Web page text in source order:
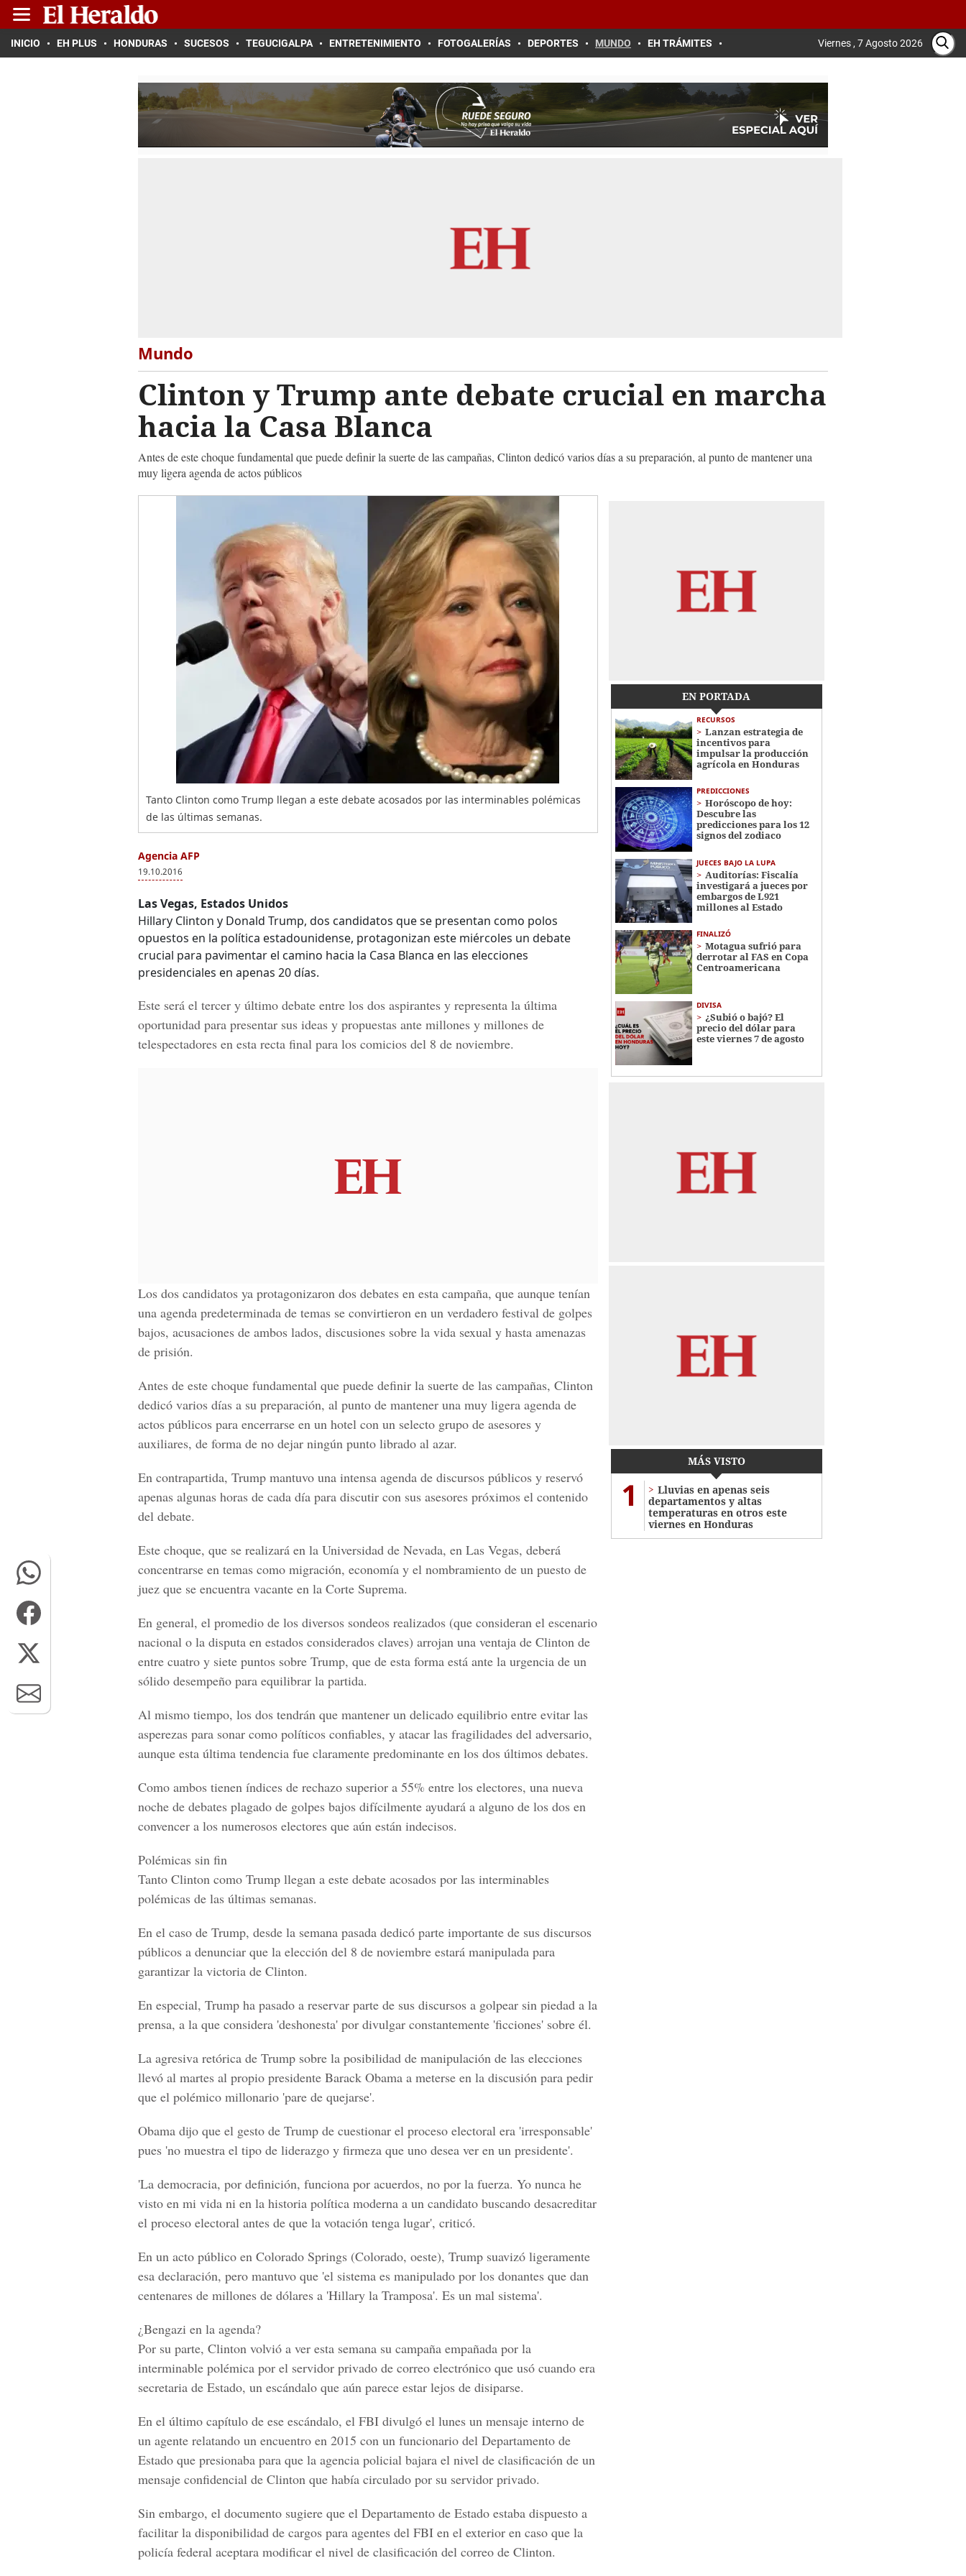
INICIO EH PLUS HONDURAS SUCESOS TEGUCIGALPA ENTRETENIMIENTO FOTOGALERÍAS DEPORTES MUNDO EH TRÁMITES Viernes , 7 Agosto 2026
Mundo
Clinton y Trump ante debate crucial en marcha
hacia la Casa Blanca
Antes de este choque fundamental que puede definir la suerte de las campañas, Clinton dedicó varios días a su preparación, al punto de mantener una
muy ligera agenda de actos públicos
Tanto Clinton como Trump llegan a este debate acosados por las interminables polémicas
de las últimas semanas.
Agencia AFP
19.10.2016
Las Vegas, Estados Unidos
Hillary Clinton y Donald Trump, dos candidatos que se presentan como polos
opuestos en la política estadounidense, protagonizan este miércoles un debate
crucial para pavimentar el camino hacia la Casa Blanca en las elecciones
presidenciales en apenas 20 días.
Este será el tercer y último debate entre los dos aspirantes y representa la última
oportunidad para presentar sus ideas y propuestas ante millones y millones de
telespectadores en esta recta final para los comicios del 8 de noviembre.
Los dos candidatos ya protagonizaron dos debates en esta campaña, que aunque tenían
una agenda predeterminada de temas se convirtieron en un verdadero festival de golpes
bajos, acusaciones de ambos lados, discusiones sobre la vida sexual y hasta amenazas
de prisión.
Antes de este choque fundamental que puede definir la suerte de las campañas, Clinton
dedicó varios días a su preparación, al punto de mantener una muy ligera agenda de
actos públicos para encerrarse en un hotel con un selecto grupo de asesores y
auxiliares, de forma de no dejar ningún punto librado al azar.
En contrapartida, Trump mantuvo una intensa agenda de discursos públicos y reservó
apenas algunas horas de cada día para discutir con sus asesores próximos el contenido
del debate.
Este choque, que se realizará en la Universidad de Nevada, en Las Vegas, deberá
concentrarse en temas como migración, economía y el nombramiento de un puesto de
juez que se encuentra vacante en la Corte Suprema.
En general, el promedio de los diversos sondeos realizados (que consideran el escenario
nacional o la disputa en estados considerados claves) arrojan una ventaja de Clinton de
entre cuatro y siete puntos sobre Trump, que de esta forma está ante la urgencia de un
sólido desempeño para equilibrar la partida.
Al mismo tiempo, los dos tendrán que mantener un delicado equilibrio entre evitar las
asperezas para sonar como políticos confiables, y atacar las fragilidades del adversario,
aunque esta última tendencia fue claramente predominante en los dos últimos debates.
Como ambos tienen índices de rechazo superior a 55% entre los electores, una nueva
noche de debates plagado de golpes bajos difícilmente ayudará a alguno de los dos en
convencer a los numerosos electores que aún están indecisos.
Polémicas sin fin
Tanto Clinton como Trump llegan a este debate acosados por las interminables
polémicas de las últimas semanas.
En el caso de Trump, desde la semana pasada dedicó parte importante de sus discursos
públicos a denunciar que la elección del 8 de noviembre estará manipulada para
garantizar la victoria de Clinton.
En especial, Trump ha pasado a reservar parte de sus discursos a golpear sin piedad a la
prensa, a la que considera 'deshonesta' por divulgar constantemente 'ficciones' sobre él.
La agresiva retórica de Trump sobre la posibilidad de manipulación de las elecciones
llevó al martes al propio presidente Barack Obama a meterse en la discusión para pedir
que el polémico millonario 'pare de quejarse'.
Obama dijo que el gesto de Trump de cuestionar el proceso electoral era 'irresponsable'
pues 'no muestra el tipo de liderazgo y firmeza que uno desea ver en un presidente'.
'La democracia, por definición, funciona por acuerdos, no por la fuerza. Yo nunca he
visto en mi vida ni en la historia política moderna a un candidato buscando desacreditar
el proceso electoral antes de que la votación tenga lugar', criticó.
En un acto público en Colorado Springs (Colorado, oeste), Trump suavizó ligeramente
esa declaración, pero mantuvo que 'el sistema es manipulado por los donantes que dan
centenares de millones de dólares a 'Hillary la Tramposa'. Es un mal sistema'.
¿Bengazi en la agenda?
Por su parte, Clinton volvió a ver esta semana su campaña empañada por la
interminable polémica por el servidor privado de correo electrónico que usó cuando era
secretaria de Estado, un escándalo que aún parece estar lejos de disiparse.
En el último capítulo de ese escándalo, el FBI divulgó el lunes un mensaje interno de
un agente relatando un encuentro en 2015 con un funcionario del Departamento de
Estado que presionaba para que la agencia policial bajara el nivel de clasificación de un
mensaje confidencial de Clinton que había circulado por su servidor privado.
Sin embargo, el documento sugiere que el Departamento de Estado estaba dispuesto a
facilitar la disponibilidad de cargos para agentes del FBI en el exterior en caso que la
policía federal aceptara modificar el nivel de clasificación del correo de Clinton.
EN PORTADA
RECURSOS
Lanzan estrategia de
incentivos para
impulsar la producción
agrícola en Honduras
PREDICCIONES
Horóscopo de hoy:
Descubre las
predicciones para los 12
signos del zodiaco
JUECES BAJO LA LUPA
Auditorías: Fiscalía
investigará a jueces por
embargos de L921
millones al Estado
FINALIZÓ
Motagua sufrió para
derrotar al FAS en Copa
Centroamericana
DIVISA
¿Subió o bajó? El
precio del dólar para
este viernes 7 de agosto
MÁS VISTO
1
Lluvias en apenas seis
departamentos y altas
temperaturas en otros este
viernes en Honduras